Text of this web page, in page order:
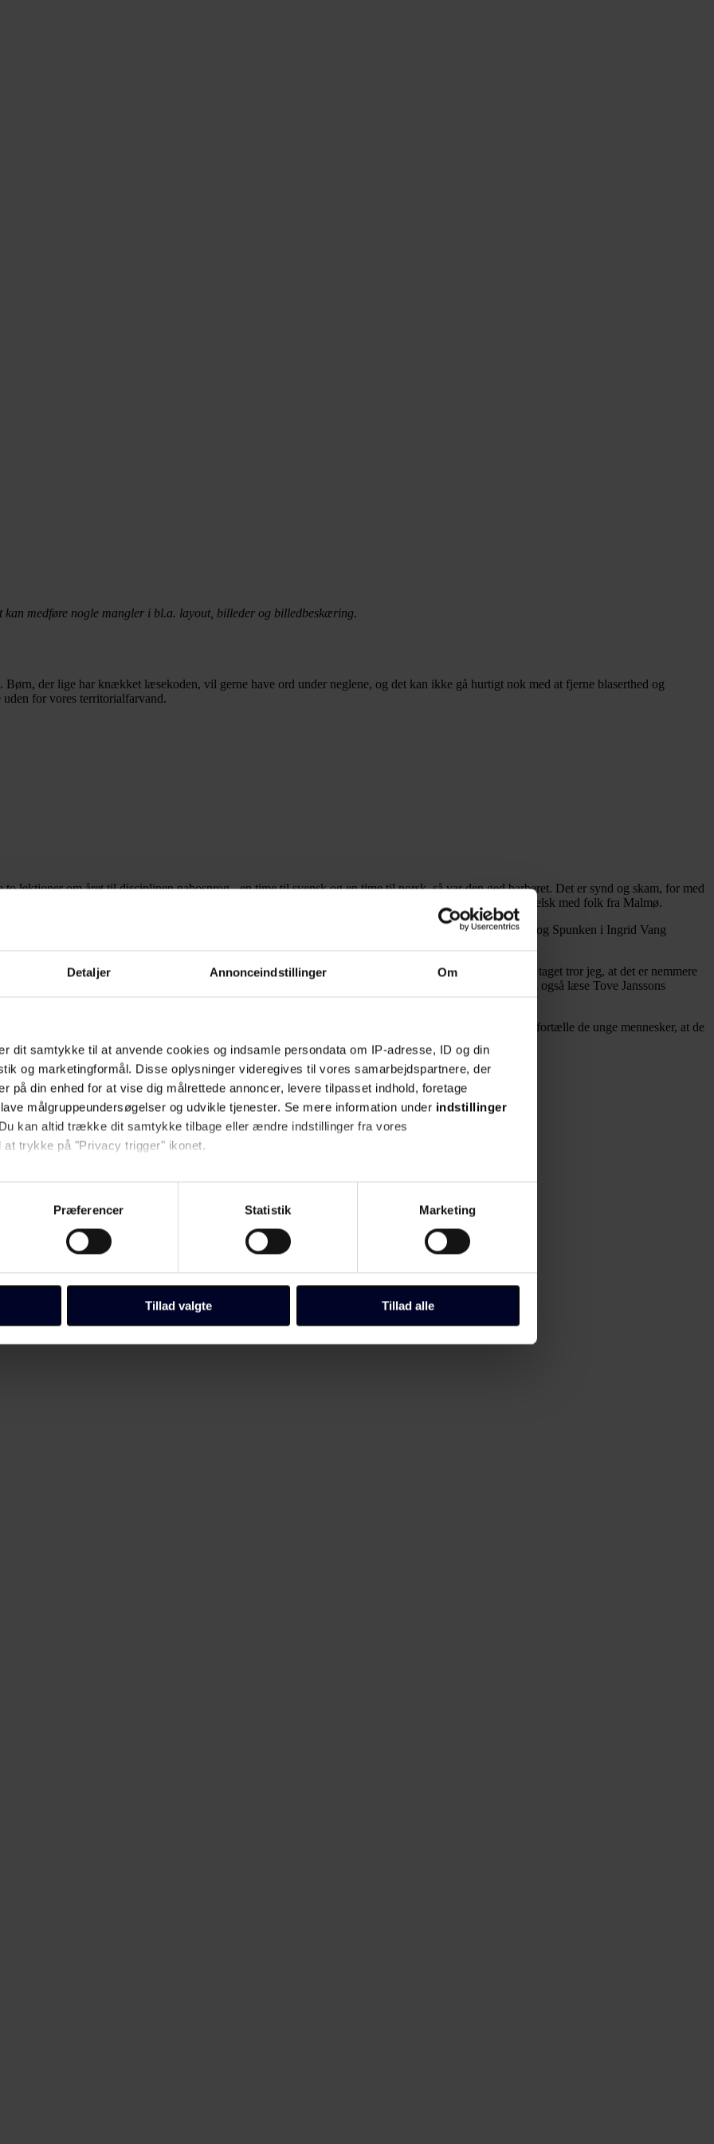
Detaljer Annonceindstillinger Om
dit samtykke til at anvende cookies og indsamle persondata om IP-adresse, ID og din
og marketingformål. Disse oplysninger videregives til vores samarbejdspartnere, der
på din enhed for at vise dig målrettede annoncer, levere tilpasset indhold, foretage
målgruppeundersøgelser og udvikle tjenester. Se mere information under indstillinger
kan altid trække dit samtykke tilbage eller ændre indstillinger fra vores
at trykke på "Privacy trigger" ikonet.
gerne:
om din placering, der kan være nøjagtig inden for få meter
herunder trække din accept tilbage, ved at klikke på link til "Administrer samtykke" i
Folkeskolens domæner. Få mere at vide om, hvem vi er, hvordan du kan kontakte
Præferencer Statistik Marketing
Tillad valgte Tillad alle
kan medføre nogle mangler i bl.a. layout, billeder og billedbeskæring.
der lige har knækket læsekoden, vil gerne have ord under neglene, og det kan ikke gå hurtigt nok med at fjerne blaserthed og
for vores territorialfarvand.
lektioner om året til disciplinen nabosprog - en time til svensk og en time til norsk, så var den ged barberet. Det er synd og skam, for med
de fleste lære at begå sig blandt 10-12 millioner andre mennesker uden at give sig til at tale dårligt engelsk med folk fra Malmø.
blandt disse tre bind. Her kan man også finde "Pål sine hønor på haugen utslepte" og læse om Pippi og Spunken i Ingrid Vang
- ved at læse Henrik Ibsens fabel-agtige historie om bien, blomsten, frugtknoppen og musen. I det hele taget tror jeg, at det er nemmere
bruger teksterne som analyse- og samtaleobjekter på lige fod med danske. I samme bind kan man også læse Tove Janssons
må sikkert bidrage med flere oversættelser end de ord, der er forklaret i marginen. Og så må han fortælle de unge mennesker, at de
"damen", som det er angivet ved Stig Claessons gode novelle "Slå följe".